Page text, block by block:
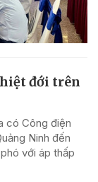
đới trên
có Công điện
Ninh đến
với áp thấp